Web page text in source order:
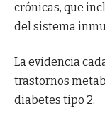
crónicas, que
del sistema
La evidencia
trastornos
diabetes tipo 2.